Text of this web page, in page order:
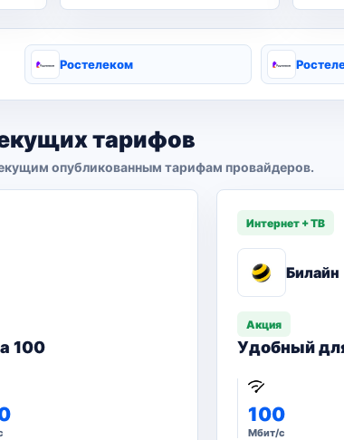
Ростелеком
тарифов
опубликованным тарифам провайдеров.
100
Интернет + ТВ
Билайн
Акция
Удобный
100
Мбит/с